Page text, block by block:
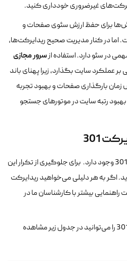
غیر‌ضروری خودداری کنید.
روش‌ها برای حفظ ارزش سئوی صفحات و
از ایجاد خطای 404 است. اما در کنار مدیریت صحیح ریدایرکت‌ها،
در سئو دارد. استفاده ازسرور مجازی
بر عملکرد سایت بگذارد، زیرا پهنای باند
بارگذاری صفحات و بهبود تجربه
رتبه سایت در موتورهای جستجو
301
خطاهای رایج در انجام ریدایرکت 301 وجود دارد. برای جلوگیری از تکرار این
اگر به هر دلیلی می‌خواهید ریدایرکت
راهنمایی بیشتر با کارشناسان ما در
رایج‌ترین اشتباهات در ریدایرکت 301 را می‌توانید در جدول زیر مشاهده